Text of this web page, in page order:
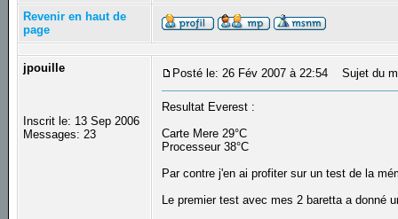
Revenir en haut de
page
jpouille
Inscrit le: 13 Sep 2006
Messages: 23
Posté le: 26 Fév 2007 à 22:54 Sujet du
Resultat Everest :
Carte Mere 29°C
Processeur 38°C
Par contre j'en ai profiter sur un test de la
Le premier test avec mes 2 baretta a donné